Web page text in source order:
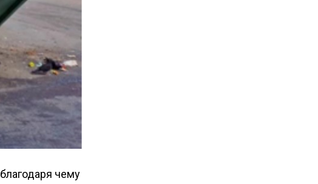
чему